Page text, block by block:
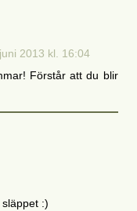
2013 kl. 16:04
Förstår att du blir
:)